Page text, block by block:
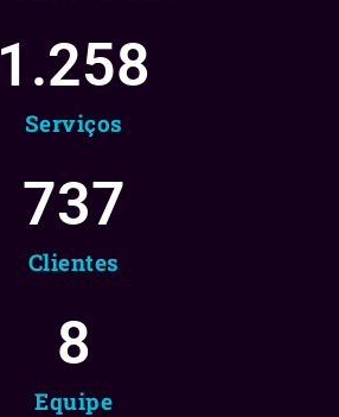
Serviços
1.258
Clientes
737
Equipe
8